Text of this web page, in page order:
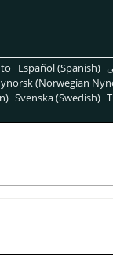
Español (Spanish)
(Norwegian
Svenska (Swedish)